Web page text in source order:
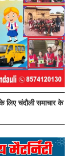
चंदौली समाचार के